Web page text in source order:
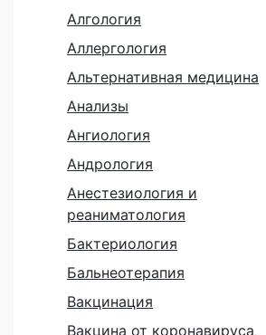
Алгология
Аллергология
Альтернативная медицина
Анализы
Ангиология
Андрология
Анестезиология и
реаниматология
Бактериология
Бальнеотерапия
Вакцинация
Вакцина от коронавируса